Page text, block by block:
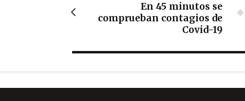
En 45 minutos se
comprueban contagios de
Covid-19